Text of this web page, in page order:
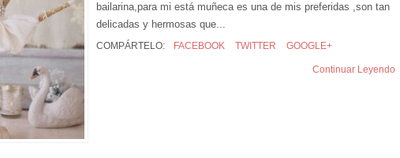
bailarina,para mi está muñeca es una de mis preferidas ,son tan
delicadas y hermosas que...
COMPÁRTELO: FACEBOOK TWITTER GOOGLE+
Continuar Leyendo